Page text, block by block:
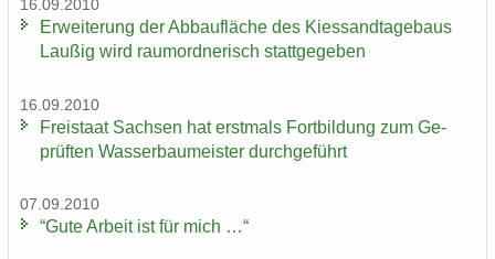
16.09.2010
Er­wei­te­rung der Ab­bau­flä­che des Kies­sand­ta­ge­baus
Lau­ßig wird raum­ord­ne­risch statt­ge­ge­ben
16.09.2010
Frei­staat Sach­sen hat erst­mals Fort­bil­dung zum Ge­
prüf­ten Was­ser­bau­meis­ter durch­ge­führt
07.09.2010
“Gute Ar­beit ist für mich …“